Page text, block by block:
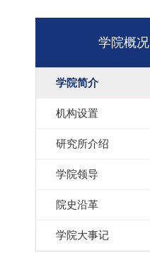
学院概况
学院简介
机构设置
研究所介绍
学院领导
院史沿革
学院大事记